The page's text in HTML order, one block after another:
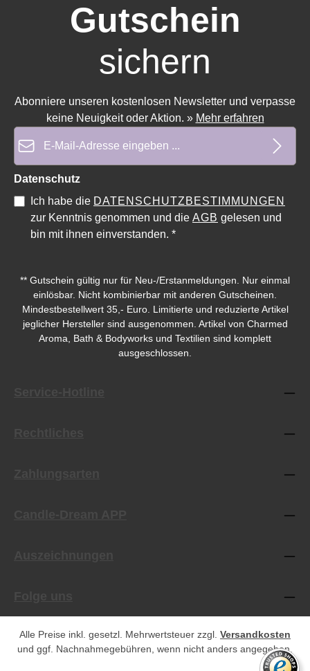
Durchschnittliche
Gutschein
sichern
Abonniere unseren kostenlosen Newsletter und verpasse
keine Neuigkeit oder Aktion. » Mehr erfahren
Datenschutz
Ich habe die DATENSCHUTZBESTIMMUNGEN
zur Kenntnis genommen und die AGB gelesen und
bin mit ihnen einverstanden. *
** Gutschein gültig nur für Neu-/Erstanmeldungen. Nur einmal
einlösbar. Nicht kombinierbar mit anderen Gutscheinen.
Mindestbestellwert 35,- Euro. Limitierte und reduzierte Artikel
jeglicher Hersteller sind ausgenommen. Artikel von Charmed
Aroma, Bath & Bodyworks und Textilien sind komplett
ausgeschlossen.
Alle Preise inkl. gesetzl. Mehrwertsteuer zzgl. Versandkosten
und ggf. Nachnahmegebühren, wenn nicht anders angegeben.